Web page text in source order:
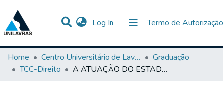
Log In (current) Termo de Autorização
Statistics
Communities & Collections
All of DSpace
Home
Centro Universitário de Lavras-UNILAVRAS
Graduação
TCC-Direito
A ATUAÇÃO DO ESTADO FRENTE AO COMBATE ÀS ORGANIZAÇÕES CRIMINOSAS